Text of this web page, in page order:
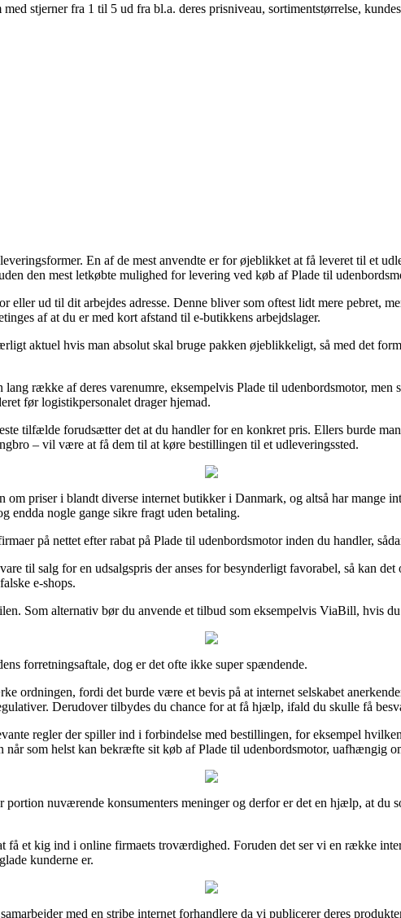
stjerner fra 1 til 5 ud fra bl.a. deres prisniveau, sortimentstørrelse,
En af de mest anvendte er for øjeblikket at få leveret til et
den mest letkøbte mulighed for levering ved køb af Plade til
ud til dit arbejdes adresse. Denne bliver som oftest lidt mere pebret,
af at du er med kort afstand til e-butikkens arbejdslager.
aktuel hvis man absolut skal bruge pakken øjeblikkeligt, så med det
række af deres varenumre, eksempelvis Plade til udenbordsmotor, men
før logistikpersonalet drager hjemad.
tilfælde forudsætter det at du handler for en konkret pris. Ellers burde
– vil være at få dem til at køre bestillingen til et udleveringssted.
priser i blandt diverse internet butikker i Danmark, og altså har mange
endda nogle gange sikre fragt uden betaling.
på nettet efter rabat på Plade til udenbordsmotor inden du handler,
til salg for en udsalgspris der anses for besynderligt favorabel, så kan
e-shops.
Som alternativ bør du anvende et tilbud som eksempelvis ViaBill, hvis
forretningsaftale, dog er det ofte ikke super spændende.
ordningen, fordi det burde være et bevis på at internet selskabet
Derudover tilbydes du chance for at få hjælp, ifald du skulle få
regler der spiller ind i forbindelse med bestillingen, for eksempel
når som helst kan bekræfte sit køb af Plade til udenbordsmotor, uafhængig
portion nuværende konsumenters meninger og derfor er det en hjælp, at du
et kig ind i online firmaets troværdighed. Foruden det ser vi en række
kunderne er.
med en stribe internet forhandlere da vi publicerer deres